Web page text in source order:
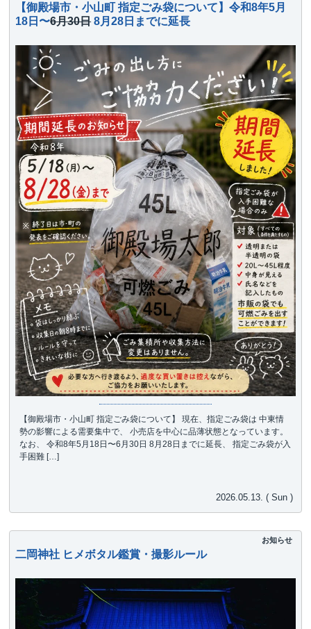
【御殿場市・小山町 指定ごみ袋について】令和8年5月
18日〜6月30日8月28日までに延長
【御殿場市・小山町 指定ごみ袋について】 現在、指定ごみ袋は 中東情
勢の影響による需要集中で、 小売店を中心に品薄状態となっています。
なお、 令和8年5月18日〜6月30日 8月28日までに延長、 指定ごみ袋が入
手困難 […]
2026.05.13. ( Sun )
お知らせ
二岡神社 ヒメボタル鑑賞・撮影ルール